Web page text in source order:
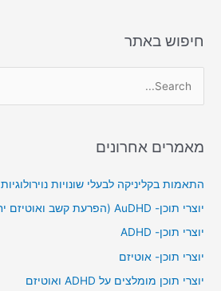
חיפוש באתר
r
o
r
:
מאמרים אחרונים
התאמות בקליניקה לבעלי שונויות נוירולוגיות
יוצרי תוכן- AuDHD (הפרעת קשב ואוטיזם יחד)
יוצרי תוכן- ADHD
יוצרי תוכן- אוטיזם
יוצרי תוכן מומלצים על ADHD ואוטיזם